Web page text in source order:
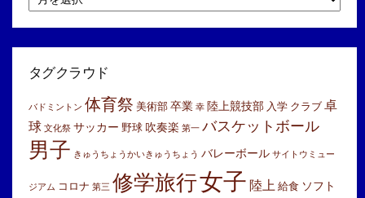
別
ア
イ
タグクラウド
バドミントン 体育祭 美術部 卒業 幸 陸上競技部 入学 クラブ 卓
球 文化祭 サッカー 野球 吹奏楽 第一 バスケットボール
男子 きゅうちょうかいきゅうちょう バレーボール サイトウミュー
ジアム コロナ 第三 修学旅行女子 陸上 給食 ソフト